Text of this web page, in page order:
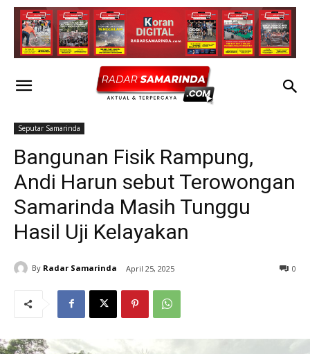
Seputar Samarinda
Bangunan Fisik Rampung,
Andi Harun sebut Terowongan
Samarinda Masih Tunggu
Hasil Uji Kelayakan
By Radar Samarinda April 25, 2025 0